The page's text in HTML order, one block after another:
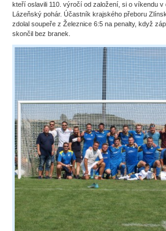
kteří oslavili 110. výročí od založení, si o víkendu
Lázeňský pohár. Účastník krajského přeboru
zdolal soupeře z Železnice 6:5 na penalty, když
skončil bez branek.